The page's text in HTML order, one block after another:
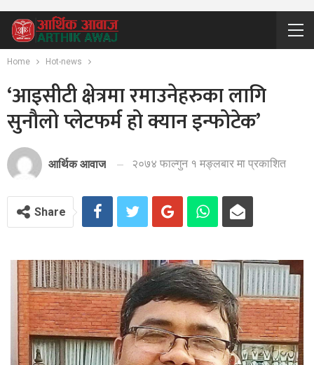
Home Hot-news
‘आइसीटी क्षेत्रमा रमाउनेहरुका लागि
सुनौलो प्लेटफर्म हो क्यान इन्फोटेक’
आर्थिक आवाज २०७४ फाल्गुन १ मङ्लबार मा प्रकाशित
Share